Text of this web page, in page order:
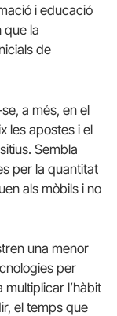
i educació
que la
de
a més, en el
les apostes i el
Sembla
per la quantitat
als mòbils i no
una menor
per
multiplicar l’hàbit
el temps que